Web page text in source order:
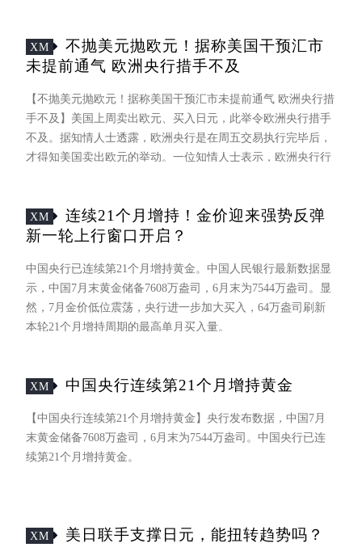
XM
不抛美元抛欧元！据称美国干预汇市
未提前通气 欧洲央行措手不及
【不抛美元抛欧元！据称美国干预汇市未提前通气 欧洲央行措
手不及】美国上周卖出欧元、买入日元，此举令欧洲央行措手
不及。据知情人士透露，欧洲央行是在周五交易执行完毕后，
才得知美国卖出欧元的举动。一位知情人士表示，欧洲央行行
XM
连续21个月增持！金价迎来强势反弹
新一轮上行窗口开启？
中国央行已连续第21个月增持黄金。中国人民银行最新数据显
示，中国7月末黄金储备7608万盎司，6月末为7544万盎司。显
然，7月金价低位震荡，央行进一步加大买入，64万盎司刷新
本轮21个月增持周期的最高单月买入量。
XM 中国央行连续第21个月增持黄金
【中国央行连续第21个月增持黄金】央行发布数据，中国7月
末黄金储备7608万盎司，6月末为7544万盎司。中国央行已连
续第21个月增持黄金。
XM 美日联手支撑日元，能扭转趋势吗？